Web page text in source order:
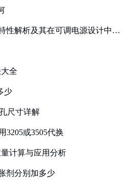
性解析及其在可调电源设计中的
全
少
尺寸详解
3205或3505代换
计算与应用分析
剂分别加多少